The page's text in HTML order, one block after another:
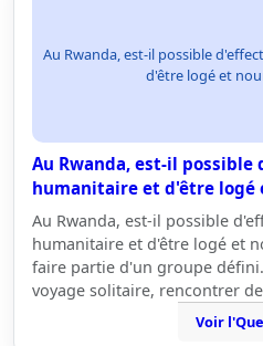
Au Rwanda, est-il possible
d'être logé et
Au Rwanda, est-il
humanitaire et d'être logé
Au Rwanda, est-il possible
humanitaire et d'être logé et
faire partie d'un groupe
voyage solitaire, rencontrer
Voir